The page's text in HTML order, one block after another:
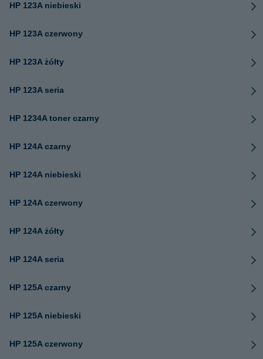
HP 123A niebieski
HP 123A czerwony
HP 123A żółty
HP 123A seria
HP 1234A toner czarny
HP 124A czarny
HP 124A niebieski
HP 124A czerwony
HP 124A żółty
HP 124A seria
HP 125A czarny
HP 125A niebieski
HP 125A czerwony